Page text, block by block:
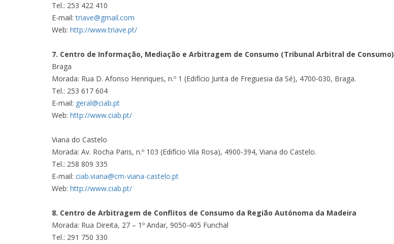
Tel.: 253 422 410
E-mail:triave@gmail.com
Web: http://www.triave.pt/
7. Centro de Informação, Mediação e Arbitragem de Consumo (Tribunal Arbitral de Consumo)
Braga
Morada: Rua D. Afonso Henriques, n.º 1 (Edifício Junta de Freguesia da Sé), 4700-030, Braga.
Tel.: 253 617 604
E-mail: geral@ciab.pt
Web: http://www.ciab.pt/
Viana do Castelo
Morada: Av. Rocha Paris, n.º 103 (Edifício Vila Rosa), 4900-394, Viana do Castelo.
Tel.: 258 809 335
E-mail: ciab.viana@cm-viana-castelo.pt
Web: http://www.ciab.pt/
8. Centro de Arbitragem de Conflitos de Consumo da Região Autónoma da Madeira
Morada: Rua Direita, 27 – 1º Andar, 9050-405 Funchal
Tel.: 291 750 330